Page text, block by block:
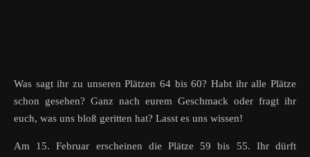
Was sagt ihr zu unseren Plätzen 64 bis 60? Habt ihr alle Plätze
schon gesehen? Ganz nach eurem Geschmack oder fragt ihr
euch, was uns bloß geritten hat? Lasst es uns wissen!
Am 15. Februar erscheinen die Plätze 59 bis 55. Ihr dürft